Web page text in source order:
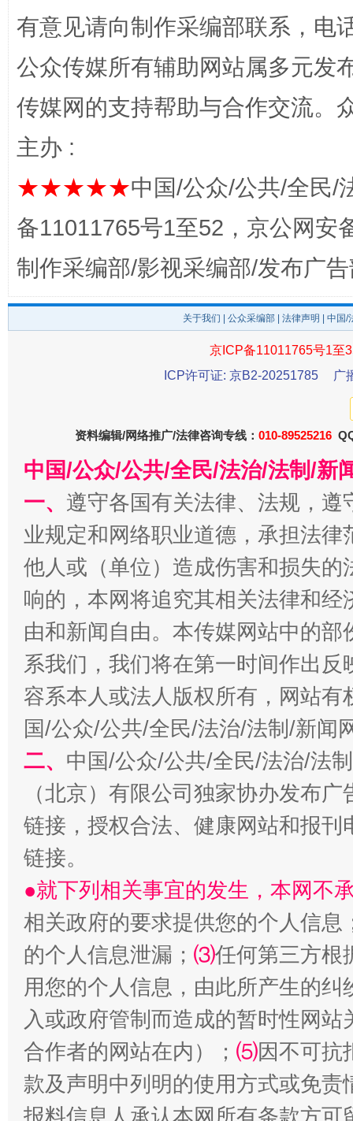
完善运行机制助力责任有效落实 一纸欠
东山县通报“牛蛙产品抗生素超标问题” 法
千年窑火 生生不息 一
揭开“小金库”的免责幌子
受贿1.44亿！段成刚被判无期 从幼
有意见请向制作采编部联系，电
公众传媒所有辅助网站属多元发
传媒网的支持帮助与合作交流。
主办 :
★★★★★中国/公众/公共/全民/
备11011765号1至52，京公网安
制作采编部/影视采编部/发布广
关于我们 公众采编部 法律声明 | 中国
京ICP备11011765号1至
ICP许可证: 京B2-20251785
广
资料编辑/网络推广/法律咨询专线： 010-89525216
中国/公众/公共/全民/法治/法制/新
一、 遵守各国有关法律、法规，
业规定和网络职业道德，承担法
他人或（单位）造成伤害和损失
响的，本网将追究其相关法律和
由和新闻自由。本传媒网站中的
系我们，我们将在第一时间作出
容系本人或法人版权所有，网站
国/公众/公共/全民/法治/法制/新闻
二、 中国/公众/公共/全民/法治/法
（北京）有限公司独家协办发布
链接，授权合法、健康网站和报
链接。
●就下列相关事宜的发生，本网不
相关政府的要求提供您的个人信息
的个人信息泄漏； ⑶任何第三方根
用您的个人信息，由此所产生的纠
入或政府管制而造成的暂时性网
合作者的网站在内）； ⑸因不可抗
款及声明中列明的使用方式或免责
报料信息人承认本网所有条款方